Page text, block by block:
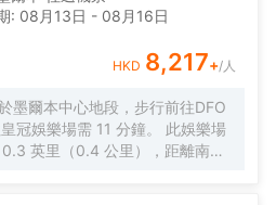
室提供名牌洗護用品和吹風機。
: 08月13日 - 08月16日
HKD 8,217+/人
墨爾本中心地段，步行前往DFO
冠娛樂場需 11 分鐘。 此娛樂場
英里（0.4 公里），距離南墨